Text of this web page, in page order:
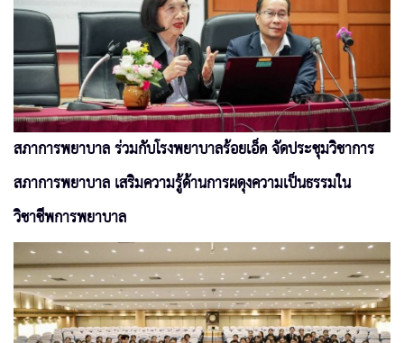
สภาการพยาบาล ร่วมกับโรงพยาบาลร้อยเอ็ด จัดประชุมวิชาการ
สภาการพยาบาล เสริมความรู้ด้านการผดุงความเป็นธรรมใน
วิชาชีพการพยาบาล